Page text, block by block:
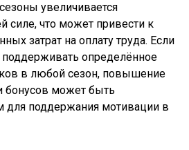
увеличивается
силе, что может привести к
затрат на оплату труда. Если
поддерживать определённое
в любой сезон, повышение
бонусов может быть
поддержания мотивации в